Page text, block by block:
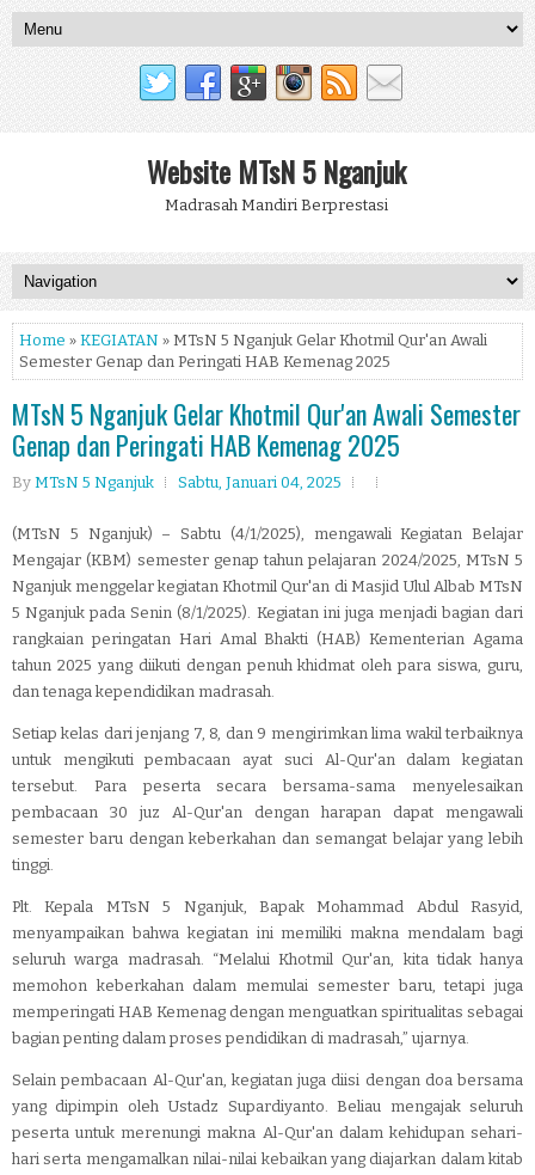
Website MTsN 5 Nganjuk
Madrasah Mandiri Berprestasi
Home » KEGIATAN » MTsN 5 Nganjuk Gelar Khotmil Qur'an Awali
Semester Genap dan Peringati HAB Kemenag 2025
MTsN 5 Nganjuk Gelar Khotmil Qur'an Awali Semester
Genap dan Peringati HAB Kemenag 2025
By MTsN 5 Nganjuk Sabtu, Januari 04, 2025
(MTsN 5 Nganjuk) – Sabtu (4/1/2025), mengawali Kegiatan Belajar
Mengajar (KBM) semester genap tahun pelajaran 2024/2025, MTsN 5
Nganjuk menggelar kegiatan Khotmil Qur'an di Masjid Ulul Albab MTsN
5 Nganjuk pada Senin (8/1/2025). Kegiatan ini juga menjadi bagian dari
rangkaian peringatan Hari Amal Bhakti (HAB) Kementerian Agama
tahun 2025 yang diikuti dengan penuh khidmat oleh para siswa, guru,
dan tenaga kependidikan madrasah.
Setiap kelas dari jenjang 7, 8, dan 9 mengirimkan lima wakil terbaiknya
untuk mengikuti pembacaan ayat suci Al-Qur'an dalam kegiatan
tersebut. Para peserta secara bersama-sama menyelesaikan
pembacaan 30 juz Al-Qur'an dengan harapan dapat mengawali
semester baru dengan keberkahan dan semangat belajar yang lebih
tinggi.
Plt. Kepala MTsN 5 Nganjuk, Bapak Mohammad Abdul Rasyid,
menyampaikan bahwa kegiatan ini memiliki makna mendalam bagi
seluruh warga madrasah. “Melalui Khotmil Qur'an, kita tidak hanya
memohon keberkahan dalam memulai semester baru, tetapi juga
memperingati HAB Kemenag dengan menguatkan spiritualitas sebagai
bagian penting dalam proses pendidikan di madrasah,” ujarnya.
Selain pembacaan Al-Qur'an, kegiatan juga diisi dengan doa bersama
yang dipimpin oleh Ustadz Supardiyanto. Beliau mengajak seluruh
peserta untuk merenungi makna Al-Qur'an dalam kehidupan sehari-
hari serta mengamalkan nilai-nilai kebaikan yang diajarkan dalam kitab